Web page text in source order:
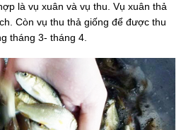
là vụ xuân và vụ thu. Vụ xuân thả
Còn vụ thu thả giống để được thu
tháng 3- tháng 4.